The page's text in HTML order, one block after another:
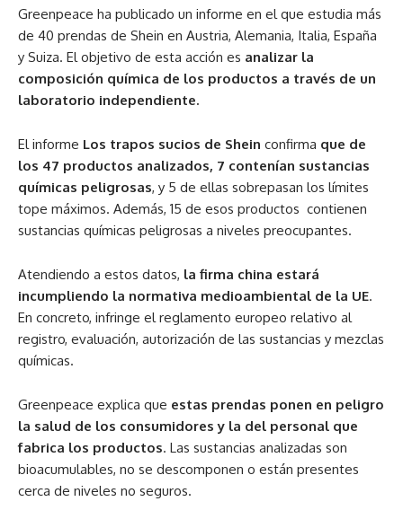
Greenpeace ha publicado un informe en el que estudia más
de 40 prendas de Shein en Austria, Alemania, Italia, España
y Suiza. El objetivo de esta acción es analizar la
composición química de los productos a través de un
laboratorio independiente.
El informe Los trapos sucios de Shein confirma que de
los 47 productos analizados, 7 contenían sustancias
químicas peligrosas, y 5 de ellas sobrepasan los límites
tope máximos. Además, 15 de esos productos contienen
sustancias químicas peligrosas a niveles preocupantes.
Atendiendo a estos datos, la firma china estará
incumpliendo la normativa medioambiental de la UE.
En concreto, infringe el reglamento europeo relativo al
registro, evaluación, autorización de las sustancias y mezclas
químicas.
Greenpeace explica que estas prendas ponen en peligro
la salud de los consumidores y la del personal que
fabrica los productos. Las sustancias analizadas son
bioacumulables, no se descomponen o están presentes
cerca de niveles no seguros.